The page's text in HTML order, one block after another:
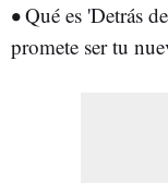
•Qué es 'Detrás
promete ser tu